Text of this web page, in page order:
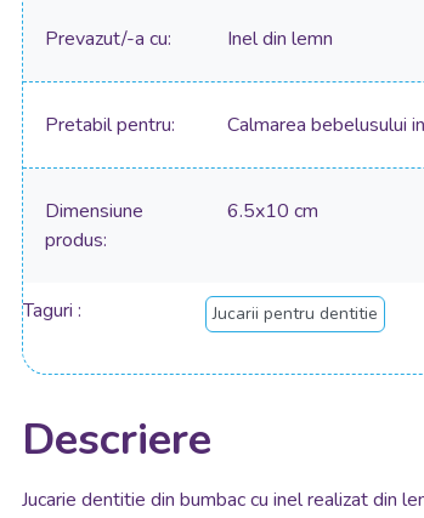
Prevazut/-a cu Inel din lemn
Pretabil pentru Calmarea bebelusului
Dimensiune
produs
6.5x10 cm
Taguri Jucarii pentru dentitie
Descriere
Jucarie dentitie din bumbac cu inel realizat din